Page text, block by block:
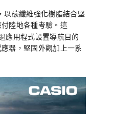
以碳纖維強化樹脂結合堅
陸地各種考驗。這
應用程式設置導航目的
器， 堅固外觀加上一系